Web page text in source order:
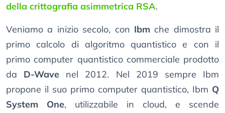
della crittografia asimmetrica RSA.
Veniamo a inizio secolo, con Ibm che dimostra il
primo calcolo di algoritmo quantistico e con il
primo computer quantistico commerciale prodotto
da D-Wave nel 2012. Nel 2019 sempre Ibm
propone il suo primo computer quantistico, Ibm Q
System One, utilizzabile in cloud, e scende